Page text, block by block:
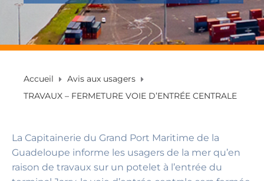
Accueil
Avis aux usagers
TRAVAUX – FERMETURE VOIE D’ENTRÉE CENTRALE
La Capitainerie du Grand Port Maritime de la
Guadeloupe informe les usagers de la mer qu’en
raison de travaux sur un potelet à l’entrée du